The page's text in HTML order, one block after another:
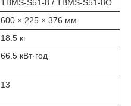
TBMS-S51-8 / TBMS-S51-8O
600 × 225 × 376 мм
18.5 кг
66.5 кВт·год
13